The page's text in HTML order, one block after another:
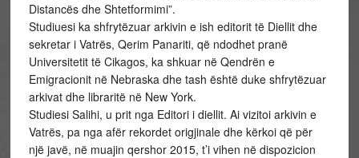
Distancës dhe Shtetformimi”.
Studiuesi ka shfrytëzuar arkivin e ish editorit të Diellit dhe
sekretar i Vatrës, Qerim Panariti, që ndodhet pranë
Universitetit të Cikagos, ka shkuar në Qendrën e
Emigracionit në Nebraska dhe tash është duke shfrytëzuar
arkivat dhe libraritë në New York.
Studiesi Salihi, u prit nga Editori i diellit. Ai vizitoi arkivin e
Vatrës, pa nga afër rekordet origjinale dhe kërkoi që për
një javë, në muajin qershor 2015, t’i vihen në dispozicion